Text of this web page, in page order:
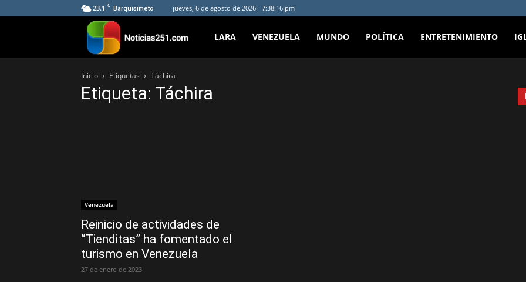
23.1 C Barquisimeto jueves, 6 de agosto de 2026 - 7:38:16 pm
Noticias251
LARA VENEZUELA MUNDO POLÍTICA ENTRETENIMIENTO
Inicio Etiquetas Táchira
Etiqueta: Táchira
Venezuela
Reinicio de actividades de
“Tienditas” ha fomentado el
turismo en Venezuela
27 de enero de 2023